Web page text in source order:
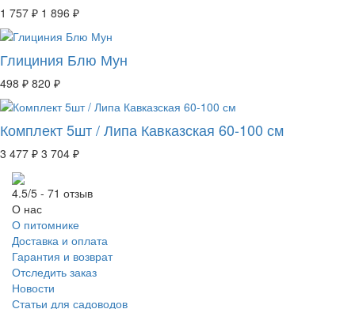
1 757 ₽ 1 896 ₽
Глициния Блю Мун
498 ₽ 820 ₽
Комплект 5шт / Липа Кавказская 60-100 см
3 477 ₽ 3 704 ₽
4.5/5 - 71 отзыв
О нас
О питомнике
Доставка и оплата
Гарантия и возврат
Отследить заказ
Новости
Статьи для садоводов